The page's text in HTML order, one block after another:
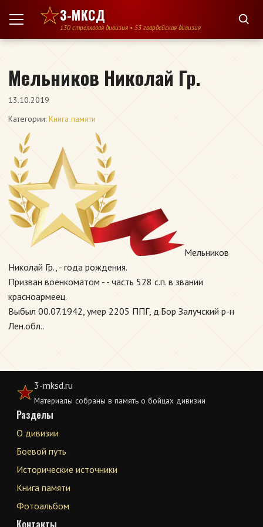
Перейти к содержимому
3-МКСД
130 стрелковая дивизия • 53 гвардейская дивизия
Мельников Николай Гр.
13.10.2019
Категории: Книга памяти
Мельников
Николай Гр., - года рождения.
Призван военкоматом - - часть 528 с.п. в звании
красноармеец.
Выбыл 00.07.1942, умер 2205 ППГ, д.Бор Залучский р-н
Лен.обл..
3-mksd.ru
Материалы собраны в память о бойцах дивизии
Разделы
О дивизии
Боевой путь
Исторические источники
Книга памяти
Фотоальбом
Контакты